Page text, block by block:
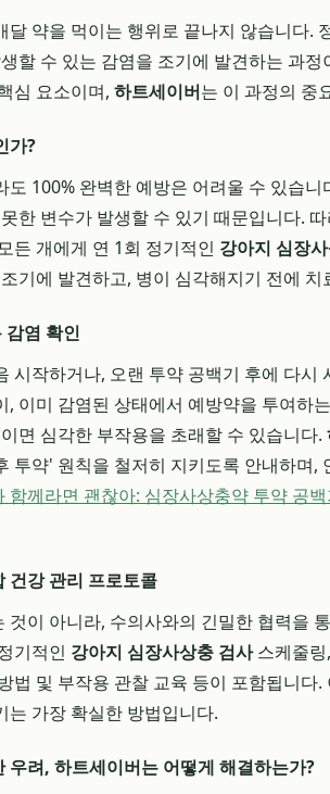
달 약을 먹이는 행위로 끝나지 않습니다.
할 수 있는 감염을 조기에 발견하는 과
심 요소이며, 하트세이버는 이 과정의 중
가?
도 100% 완벽한 예방은 어려울 수 있습
한 변수가 발생할 수 있기 때문입니다.
든 개에게 연 1회 정기적인 강아지 심장
기에 발견하고, 병이 심각해지기 전에
감염 확인
시작하거나, 오랜 투약 공백기 후에 다시
, 이미 감염된 상태에서 예방약을 투여하
면 심각한 부작용을 초래할 수 있습니다.
투약' 원칙을 철저히 지키도록 안내하며,
함께라면 괜찮아: 심장사상충약 투약 공
건강 관리 프로토콜
이 아니라, 수의사와의 긴밀한 협력을
기적인 강아지 심장사상충 검사스케줄링
법 및 부작용 관찰 교육 등이 포함됩니다
는 가장 확실한 방법입니다.
우려, 하트세이버는 어떻게 해결하는가?